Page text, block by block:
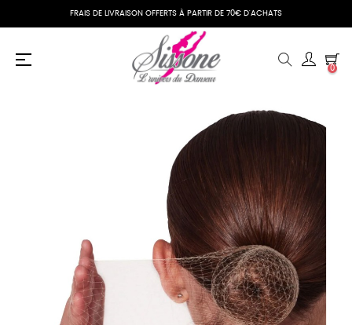
FRAIS DE LIVRAISON OFFERTS À PARTIR DE 70€ D'ACHATS
Basculer
☰
0